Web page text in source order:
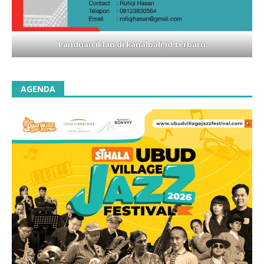
Panduan iklan di kanalbali,id terbaru
AGENDA